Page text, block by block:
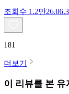
조회수 1.2만
181
더보기
이 리뷰를 본